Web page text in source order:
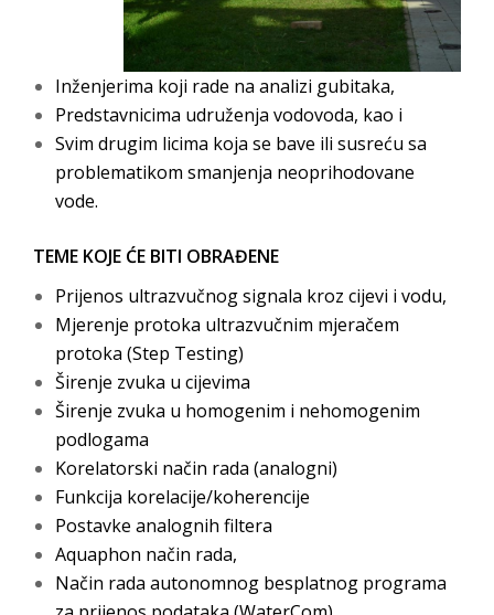
Inženjerima koji rade na analizi gubitaka,
Predstavnicima udruženja vodovoda, kao i
Svim drugim licima koja se bave ili susreću sa
problematikom smanjenja neoprihodovane
vode.
TEME KOJE ĆE BITI OBRAĐENE
Prijenos ultrazvučnog signala kroz cijevi i vodu,
Mjerenje protoka ultrazvučnim mjeračem
protoka (Step Testing)
Širenje zvuka u cijevima
Širenje zvuka u homogenim i nehomogenim
podlogama
Korelatorski način rada (analogni)
Funkcija korelacije/koherencije
Postavke analognih filtera
Aquaphon način rada,
Način rada autonomnog besplatnog programa